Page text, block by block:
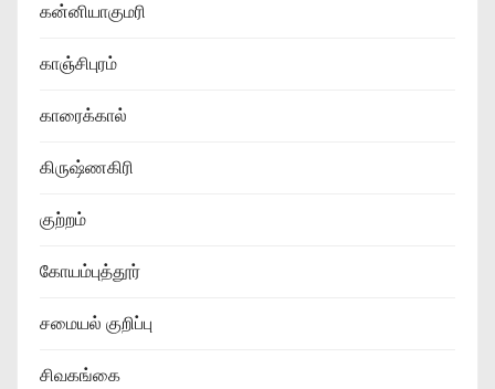
கன்னியாகுமரி
காஞ்சிபுரம்
காரைக்கால்
கிருஷ்ணகிரி
குற்றம்
கோயம்புத்தூர்
சமையல் குறிப்பு
சிவகங்கை